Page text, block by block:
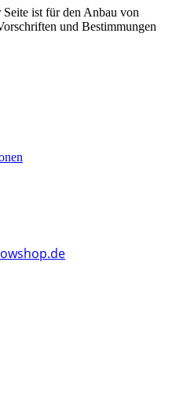
ist für den Anbau von
und Bestimmungen